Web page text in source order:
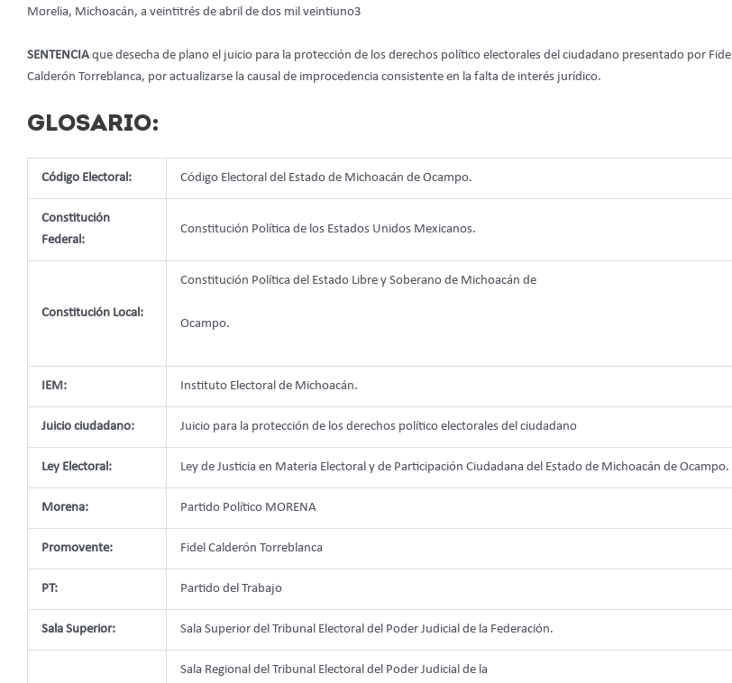
Morelia, Michoacán, a veintitrés de abril de dos mil veintiuno3
SENTENCIA que desecha de plano el juicio para la protección de los derechos político electorales del ciudadano presentado por Fidel
Calderón Torreblanca, por actualizarse la causal de improcedencia consistente en la falta de interés jurídico.
GLOSARIO:
Código Electoral: Código Electoral del Estado de Michoacán de Ocampo.
Constitución
Federal:
Constitución Política de los Estados Unidos Mexicanos.
Constitución Local:
Constitución Política del Estado Libre y Soberano de Michoacán de
Ocampo.
IEM: Instituto Electoral de Michoacán.
Juicio ciudadano: Juicio para la protección de los derechos político electorales del ciudadano
Ley Electoral: Ley de Justicia en Materia Electoral y de Participación Ciudadana del Estado de Michoacán de Ocampo.
Morena: Partido Político MORENA
Promovente: Fidel Calderón Torreblanca
PT: Partido del Trabajo
Sala Superior: Sala Superior del Tribunal Electoral del Poder Judicial de la Federación.
Sala Regional del Tribunal Electoral del Poder Judicial de la